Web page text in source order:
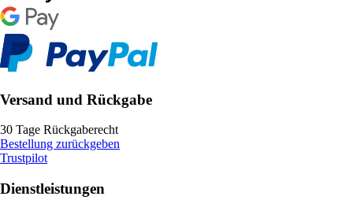
Versand und Rückgabe
30 Tage Rückgaberecht
Bestellung zurückgeben
Trustpilot
Dienstleistungen